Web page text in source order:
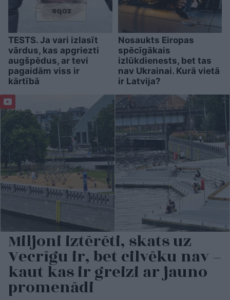
TESTS. Ja vari izlasīt
vārdus, kas apgriezti
augšpēdus, ar tevi
pagaidām viss ir
kārtībā
Nosaukts Eiropas
spēcīgākais
izlūkdienests, bet tas
nav Ukrainai. Kurā vietā
ir Latvija?
Miljoni iztērēti, skats uz
Vecrīgu ir, bet cilvēku nav –
kaut kas ir greizi ar jauno
promenādi